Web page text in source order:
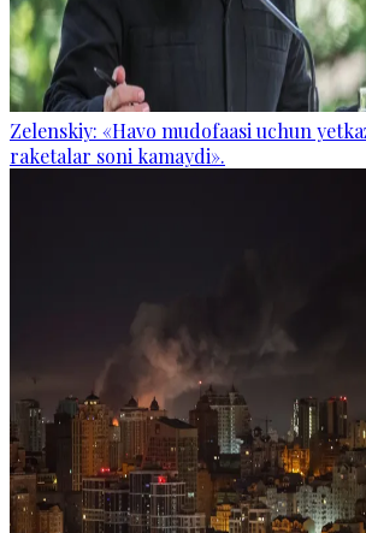
Zelenskiy: «Havo mudofaasi uchun
raketalar soni kamaydi».